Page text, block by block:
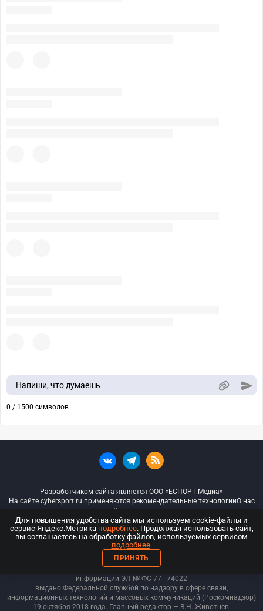
Напиши, что думаешь
0 / 1500 символов
Разработчиком сайта является ООО «ЕСПОРТ Медиа»
На сайте cybersport.ru применяются рекомендательные технологииО нас
Документы
© ООО «Киберспорт.ру» — Все права защищены
18+
ООО «Киберспорт.ру». Свидетельство о регистрации средств массовой
информации ЭЛ № ФС 77 - 74022
выдано Федеральной службой по надзору в сфере связи,
информационных технологий и массовых коммуникаций (Роскомнадзор)
19 октября 2018 года. Главный редактор — В.Н. Животнев.
Для повышения удобства сайта мы используем cookie-файлы и
сервис Яндекс.Метрика подробнее. Продолжая использовать сайт,
вы соглашаетесь на обработку файлов, используемых сервисом
подробнее.
ПРИНЯТЬ